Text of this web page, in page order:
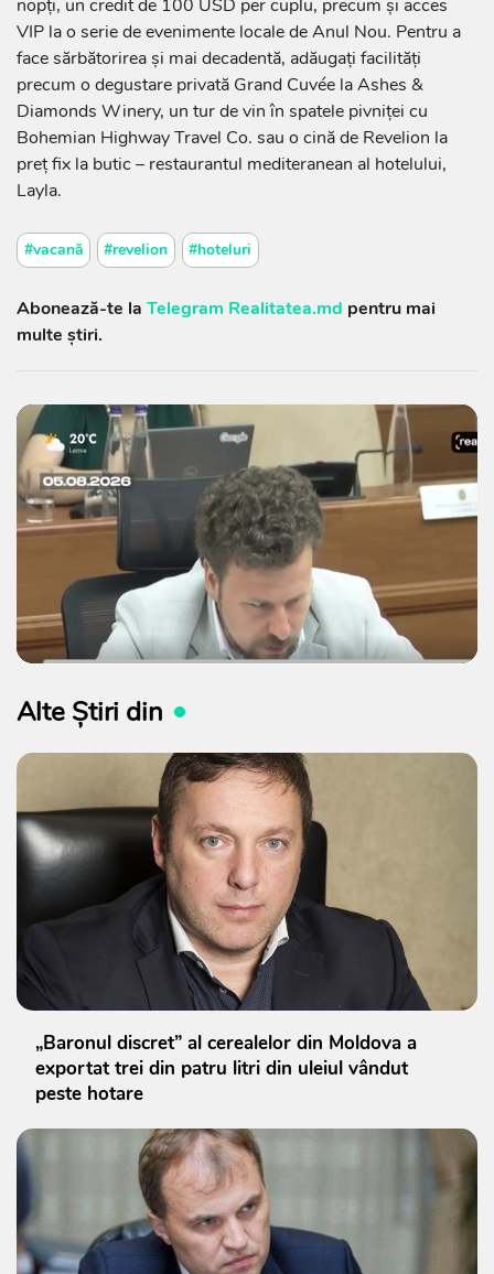
nopți, un credit de 100 USD per cuplu, precum și acces
VIP la o serie de evenimente locale de Anul Nou. Pentru a
face sărbătorirea și mai decadentă, adăugați facilități
precum o degustare privată Grand Cuvée la Ashes &
Diamonds Winery, un tur de vin în spatele pivniței cu
Bohemian Highway Travel Co. sau o cină de Revelion la
preț fix la butic – restaurantul mediteranean al hotelului,
Layla.
#vacană #revelion #hoteluri
Abonează-te la Telegram Realitatea.md pentru mai
multe știri.
Alte Știri din
„Baronul discret” al cerealelor din Moldova a
exportat trei din patru litri din uleiul vândut
peste hotare